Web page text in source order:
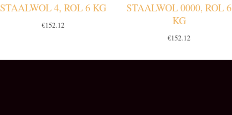
STAALWOL 4, ROL 6 KG
€152.12
STAALWOL 0000, ROL 6
KG
€152.12